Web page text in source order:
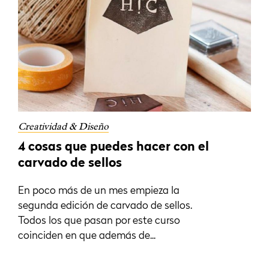
Creatividad & Diseño
4 cosas que puedes hacer con el
carvado de sellos
En poco más de un mes empieza la
segunda edición de carvado de sellos.
Todos los que pasan por este curso
coinciden en que además de...